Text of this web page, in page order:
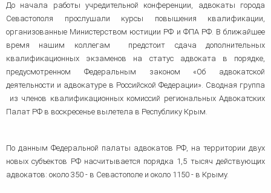
До начала работы учредительной конференции, адвокаты города
Севастополя прослушали курсы повышения квалификации,
организованные Министерством юстиции РФ и ФПА РФ. В ближайшее
время нашим коллегам предстоит сдача дополнительных
квалификационных экзаменов на статус адвоката в порядке,
предусмотренном Федеральным законом «Об адвокатской
деятельности и адвокатуре в Российской Федерации». Сводная группа
из членов квалификационных комиссий региональных Адвокатских
Палат РФ в воскресенье вылетела в Республику Крым.
По данным Федеральной палаты адвокатов РФ, на территории двух
новых субъектов РФ насчитывается порядка 1,5 тысяч действующих
адвокатов: около 350 - в Севастополе и около 1150 - в Крыму.